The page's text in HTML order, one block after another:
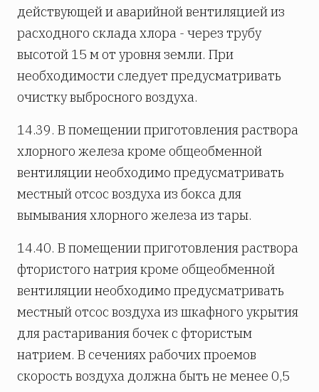
действующей и аварийной вентиляцией из
расходного склада хлора - через трубу
высотой 15 м от уровня земли. При
необходимости следует предусматривать
очистку выбросного воздуха.
14.39. В помещении приготовления раствора
хлорного железа кроме общеобменной
вентиляции необходимо предусматривать
местный отсос воздуха из бокса для
вымывания хлорного железа из тары.
14.40. В помещении приготовления раствора
фтористого натрия кроме общеобменной
вентиляции необходимо предусматривать
местный отсос воздуха из шкафного укрытия
для растаривания бочек с фтористым
натрием. В сечениях рабочих проемов
скорость воздуха должна быть не менее 0,5